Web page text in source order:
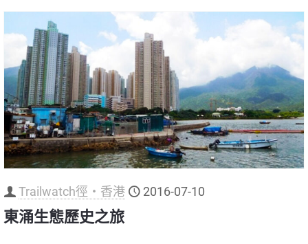
Trailwatch徑‧香港 2016-07-10
東涌生態歷史之旅